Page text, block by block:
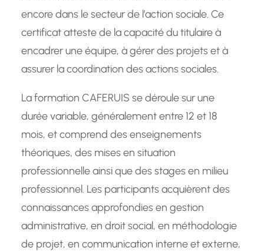
encore dans le secteur de l’action sociale. Ce
certificat atteste de la capacité du titulaire à
encadrer une équipe, à gérer des projets et à
assurer la coordination des actions sociales.
La formation CAFERUIS se déroule sur une
durée variable, généralement entre 12 et 18
mois, et comprend des enseignements
théoriques, des mises en situation
professionnelle ainsi que des stages en milieu
professionnel. Les participants acquièrent des
connaissances approfondies en gestion
administrative, en droit social, en méthodologie
de projet, en communication interne et externe,